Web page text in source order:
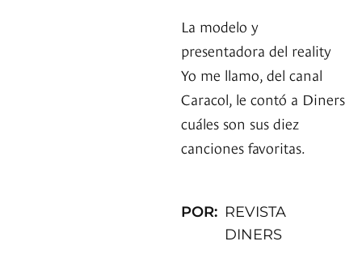
La modelo y
presentadora del reality
Yo me llamo, del canal
Caracol, le contó a Diners
cuáles son sus diez
canciones favoritas.
POR: REVISTA
DINERS